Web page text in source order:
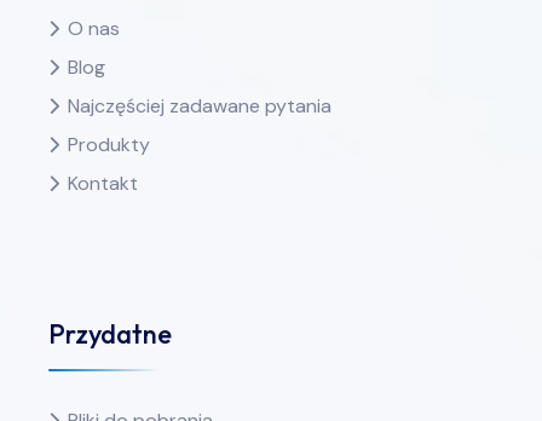
O nas
Blog
Najczęściej zadawane pytania
Produkty
Kontakt
Przydatne